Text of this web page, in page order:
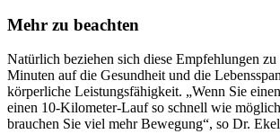
Mehr zu beachten
Natürlich beziehen sich diese Empfehlungen zu
Minuten auf die Gesundheit und die
körperliche Leistungsfähigkeit. „Wenn Sie
einen 10-Kilometer-Lauf so schnell wie
brauchen Sie viel mehr Bewegung“, so Dr.